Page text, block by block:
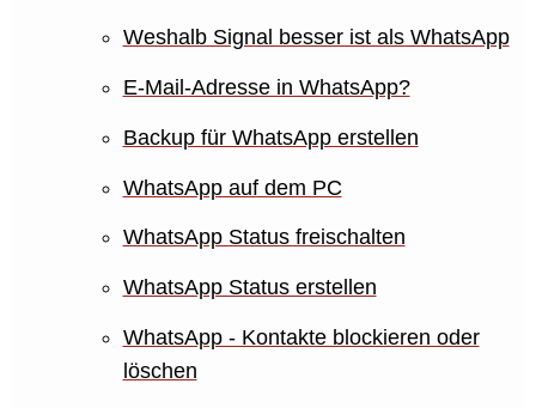
Weshalb Signal besser ist als WhatsApp
E-Mail-Adresse in WhatsApp?
Backup für WhatsApp erstellen
WhatsApp auf dem PC
WhatsApp Status freischalten
WhatsApp Status erstellen
WhatsApp - Kontakte blockieren oder
löschen